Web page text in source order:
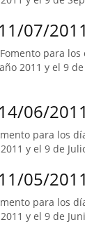
07/
para
2011 y el 9
06/
para los
y el 9 de
05/
para los
y el 9 de